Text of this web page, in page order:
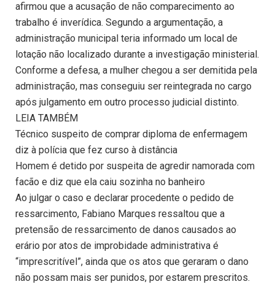
afirmou que a acusação de não comparecimento ao
trabalho é inverídica. Segundo a argumentação, a
administração municipal teria informado um local de
lotação não localizado durante a investigação ministerial.
Conforme a defesa, a mulher chegou a ser demitida pela
administração, mas conseguiu ser reintegrada no cargo
após julgamento em outro processo judicial distinto.
LEIA TAMBÉM
Técnico suspeito de comprar diploma de enfermagem
diz à polícia que fez curso à distância
Homem é detido por suspeita de agredir namorada com
facão e diz que ela caiu sozinha no banheiro
Ao julgar o caso e declarar procedente o pedido de
ressarcimento, Fabiano Marques ressaltou que a
pretensão de ressarcimento de danos causados ao
erário por atos de improbidade administrativa é
“imprescritível”, ainda que os atos que geraram o dano
não possam mais ser punidos, por estarem prescritos.